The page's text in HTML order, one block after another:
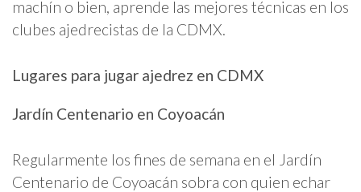
machín o bien, aprende las mejores técnicas en los
clubes ajedrecistas de la CDMX.
Lugares para jugar ajedrez en CDMX
Jardín Centenario en Coyoacán
Regularmente los fines de semana en el Jardín
Centenario de Coyoacán sobra con quien echar